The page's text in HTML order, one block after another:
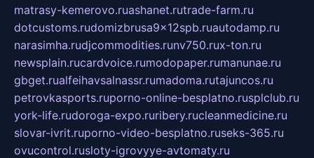
matrasy-kemerovo.ruashanet.rutrade-farm.ru
dotcustoms.rudomizbrusa9x12spb.ruautodamp.ru
narasimha.rudjcommodities.runv750.rux-ton.ru
newsplain.rucardvoice.rumodopaper.rumanunae.ru
gbget.rualfeihavsalnassr.rumadoma.rutajuncos.ru
petrovkasports.ruporno-online-besplatno.rusplclub.ru
york-life.rudoroga-expo.ruribery.rucleanmedicine.ru
slovar-ivrit.ruporno-video-besplatno.ruseks-365.ru
ovucontrol.rusloty-igrovyye-avtomaty.ru